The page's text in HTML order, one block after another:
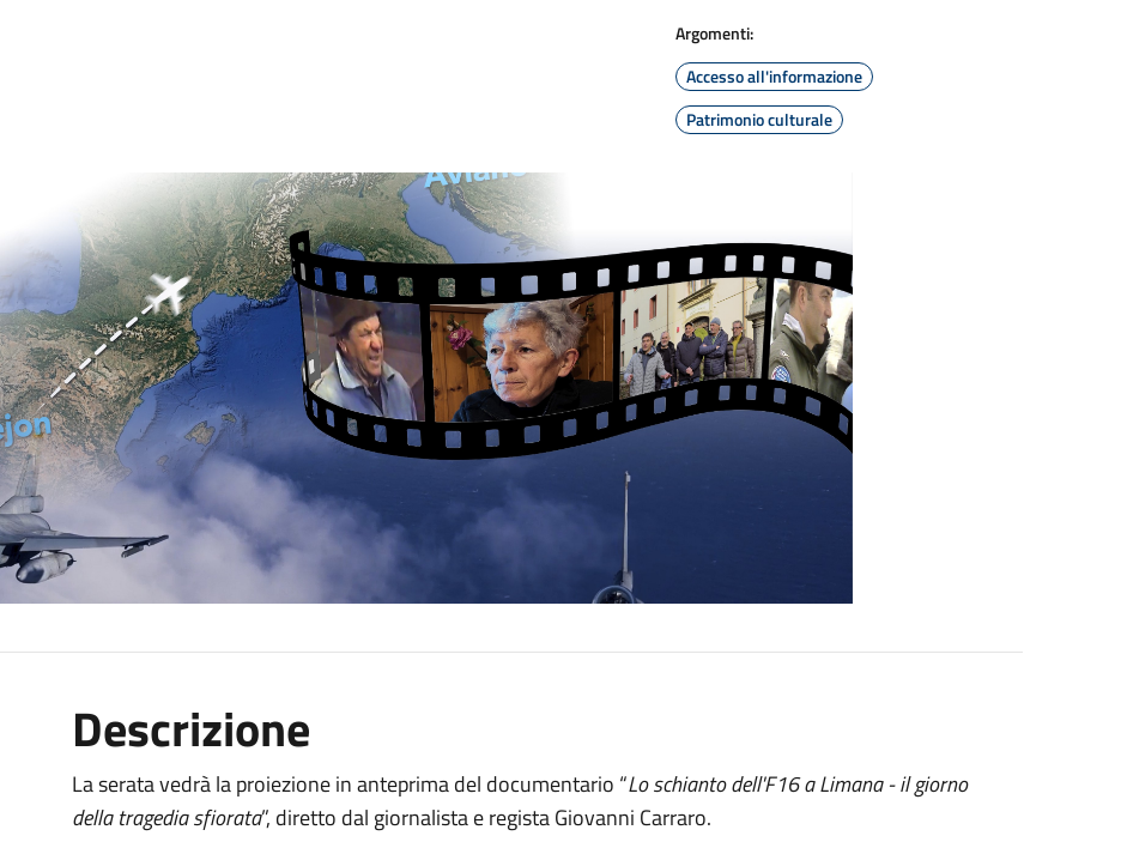
Argomenti:
Accesso all'informazione
Patrimonio culturale
Descrizione
La serata vedrà la proiezione in anteprima del documentario “Lo schianto dell'F16 a Limana - il giorno
della tragedia sfiorata”, diretto dal giornalista e regista Giovanni Carraro.